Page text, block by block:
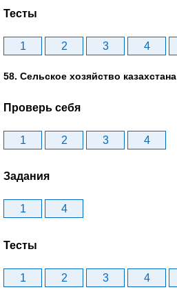
Тесты
1 2 3 4
58. Сельское хозяйство казахстана
Проверь себя
1 2 3 4
Задания
1 4
Тесты
1 2 3 4